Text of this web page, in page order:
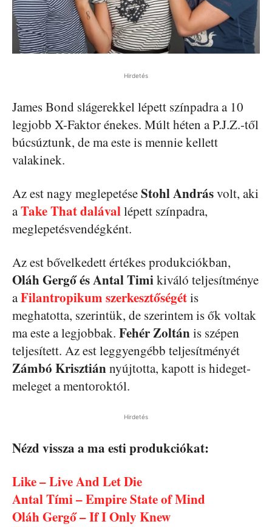
Hirdetés
James Bond slágerekkel lépett színpadra a 10
legjobb X-Faktor énekes. Múlt héten a P.J.Z.-től
búcsúztunk, de ma este is mennie kellett
valakinek.
Az est nagy meglepetéseStohl Andrásvolt, aki
aTake That dalávallépett színpadra,
meglepetésvendégként.
Az est bővelkedett értékes produkciókban,
Oláh Gergő és Antal Timikiváló teljesítménye
aFilantropikum szerkesztőségétis
meghatotta, szerintük, de szerintem is ők voltak
ma este a legjobbak. Fehér Zoltánis szépen
teljesített. Az est leggyengébb teljesítményét
Zámbó Krisztiánnyújtotta, kapott is hideget-
meleget a mentoroktól.
Hirdetés
Nézd vissza a ma esti produkciókat:
Like – Live And Let Die
Antal Tími – Empire State of Mind
Oláh Gergő – If I Only Knew